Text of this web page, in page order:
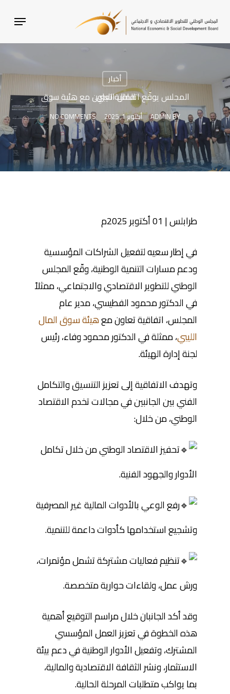
MAIN
MENU
أخبار
المجلس يوقّع اتفاقية تعاون مع هئية سوق المال الليبي.
BY
ADMIN أكتوبر 1, 2025 NO COMMENTS
طرابلس | 01 أكتوبر 2025م
في إطار سعيه لتفعيل الشراكات المؤسسية
ودعم مسارات التنمية الوطنية، وقّع المجلس
الوطني للتطوير الاقتصادي والاجتماعي، ممثلاً
في الدكتور محمود الفطيسي، مدير عام
المجلس، اتفاقية تعاون معهيئة سوق المال
الليبي، ممثلة في الدكتور محمود وفاء، رئيس
لجنة إدارة الهيئة.
وتهدف الاتفاقية إلى تعزيز التنسيق والتكامل
الفني بين الجانبين في مجالات تخدم الاقتصاد
الوطني، من خلال:
تحفيز الاقتصاد الوطني من خلال تكامل
الأدوار والجهود الفنية.
رفع الوعي بالأدوات المالية غير المصرفية
وتشجيع استخدامها كأدوات داعمة للتنمية.
تنظيم فعاليات مشتركة تشمل مؤتمرات،
ورش عمل، ولقاءات حوارية متخصصة.
وقد أكد الجانبان خلال مراسم التوقيع أهمية
هذه الخطوة في تعزيز العمل المؤسسي
المشترك، وتفعيل الأدوار الوطنية في دعم بيئة
الاستثمار، ونشر الثقافة الاقتصادية والمالية،
بما يواكب متطلبات المرحلة الحالية.